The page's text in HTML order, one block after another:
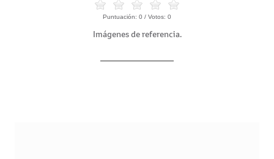
Puntuación: 0 / Votos: 0
Imágenes de referencia.